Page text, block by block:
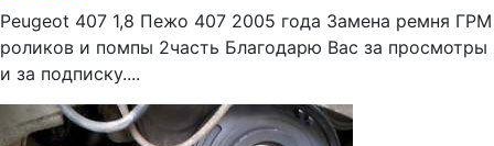
Peugeot 407 1,8 Пежо 407 2005 года Замена ремня ГРМ
роликов и помпы 2часть Благодарю Вас за просмотры
и за подписку....